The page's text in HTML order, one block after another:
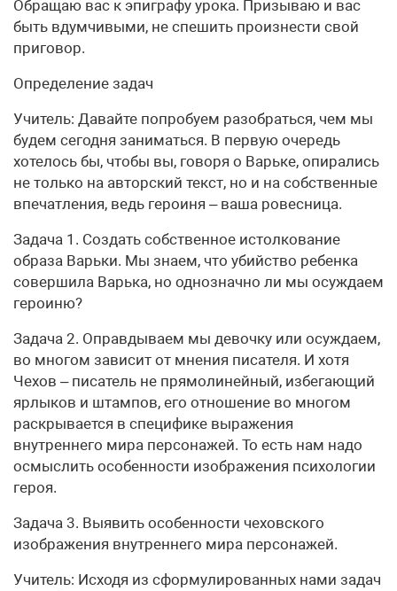
Обращаю вас к эпиграфу урока. Призываю и вас
быть вдумчивыми, не спешить произнести свой
приговор.
Определение задач
Учитель: Давайте попробуем разобраться, чем мы
будем сегодня заниматься. В первую очередь
хотелось бы, чтобы вы, говоря о Варьке, опирались
не только на авторский текст, но и на собственные
впечатления, ведь героиня – ваша ровесница.
Задача 1. Создать собственное истолкование
образа Варьки. Мы знаем, что убийство ребенка
совершила Варька, но однозначно ли мы осуждаем
героиню?
Задача 2. Оправдываем мы девочку или осуждаем,
во многом зависит от мнения писателя. И хотя
Чехов – писатель не прямолинейный, избегающий
ярлыков и штампов, его отношение во многом
раскрывается в специфике выражения
внутреннего мира персонажей. То есть нам надо
осмыслить особенности изображения психологии
героя.
Задача 3. Выявить особенности чеховского
изображения внутреннего мира персонажей.
Учитель: Исходя из сформулированных нами задач